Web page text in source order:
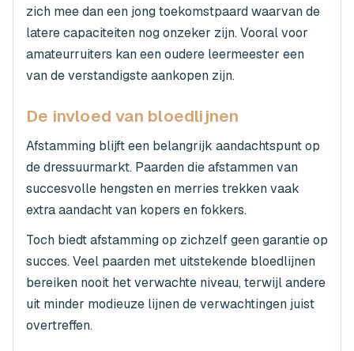
zich mee dan een jong toekomstpaard waarvan de
latere capaciteiten nog onzeker zijn. Vooral voor
amateurruiters kan een oudere leermeester een
van de verstandigste aankopen zijn.
De invloed van bloedlijnen
Afstamming blijft een belangrijk aandachtspunt op
de dressuurmarkt. Paarden die afstammen van
succesvolle hengsten en merries trekken vaak
extra aandacht van kopers en fokkers.
Toch biedt afstamming op zichzelf geen garantie op
succes. Veel paarden met uitstekende bloedlijnen
bereiken nooit het verwachte niveau, terwijl andere
uit minder modieuze lijnen de verwachtingen juist
overtreffen.